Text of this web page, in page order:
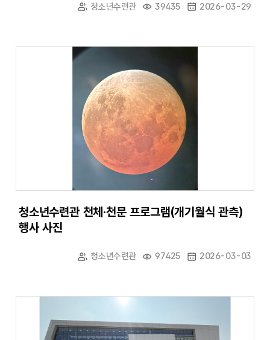
청소년수련관 39435 2026-03-29
청소년수련관 천체·천문 프로그램(개기월식 관측)
행사 사진
청소년수련관 97425 2026-03-03